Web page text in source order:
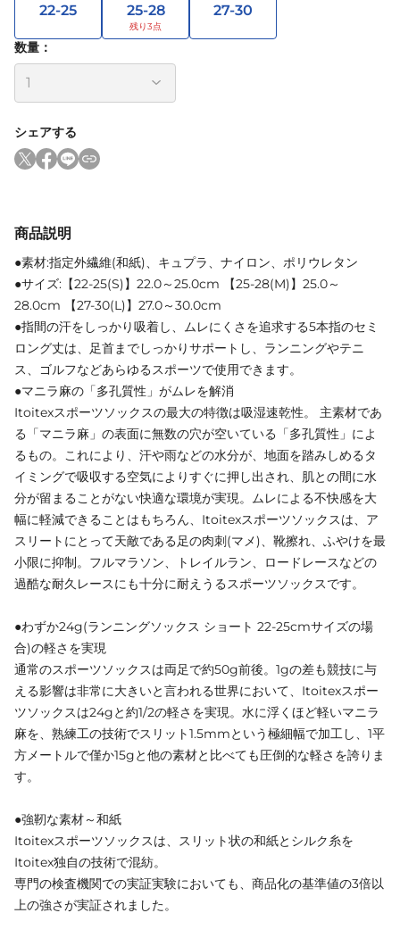
22-25 25-28 27-30
数量：
シェアする
商品説明
●素材:指定外繊維(和紙)、キュプラ、ナイロン、ポリウレタン
●サイズ:【22-25(S)】22.0～25.0cm 【25-28(M)】25.0～
28.0cm 【27-30(L)】27.0～30.0cm
●指間の汗をしっかり吸着し、ムレにくさを追求する5本指のセミ
ロング丈は、足首までしっかりサポートし、ランニングやテニ
ス、ゴルフなどあらゆるスポーツで使用できます。
●マニラ麻の「多孔質性」がムレを解消
Itoitexスポーツソックスの最大の特徴は吸湿速乾性。 主素材であ
る「マニラ麻」の表面に無数の穴が空いている「多孔質性」によ
るもの。これにより、汗や雨などの水分が、地面を踏みしめるタ
イミングで吸収する空気によりすぐに押し出され、肌との間に水
分が留まることがない快適な環境が実現。ムレによる不快感を大
幅に軽減できることはもちろん、Itoitexスポーツソックスは、ア
スリートにとって天敵である足の肉刺(マメ)、靴擦れ、ふやけを最
小限に抑制。フルマラソン、トレイルラン、ロードレースなどの
過酷な耐久レースにも十分に耐えうるスポーツソックスです。
●わずか24g(ランニングソックス ショート 22-25cmサイズの場
合)の軽さを実現
通常のスポーツソックスは両足で約50g前後。1gの差も競技に与
える影響は非常に大きいと言われる世界において、Itoitexスポー
ツソックスは24gと約1/2の軽さを実現。水に浮くほど軽いマニラ
麻を、熟練工の技術でスリット1.5mmという極細幅で加工し、1平
方メートルで僅か15gと他の素材と比べても圧倒的な軽さを誇りま
す。
●強靭な素材～和紙
Itoitexスポーツソックスは、スリット状の和紙とシルク糸を
Itoitex独自の技術で混紡。
専門の検査機関での実証実験においても、商品化の基準値の3倍以
上の強さが実証されました。